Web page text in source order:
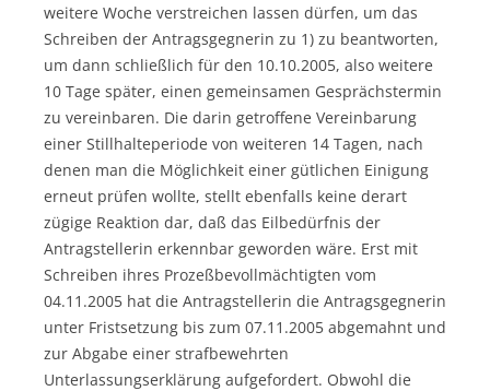
weitere Woche verstreichen lassen dürfen, um das
Schreiben der Antragsgegnerin zu 1) zu beantworten,
um dann schließlich für den 10.10.2005, also weitere
10 Tage später, einen gemeinsamen Gesprächstermin
zu vereinbaren. Die darin getroffene Vereinbarung
einer Stillhalteperiode von weiteren 14 Tagen, nach
denen man die Möglichkeit einer gütlichen Einigung
erneut prüfen wollte, stellt ebenfalls keine derart
zügige Reaktion dar, daß das Eilbedürfnis der
Antragstellerin erkennbar geworden wäre. Erst mit
Schreiben ihres Prozeßbevollmächtigten vom
04.11.2005 hat die Antragstellerin die Antragsgegnerin
unter Fristsetzung bis zum 07.11.2005 abgemahnt und
zur Abgabe einer strafbewehrten
Unterlassungserklärung aufgefordert. Obwohl die